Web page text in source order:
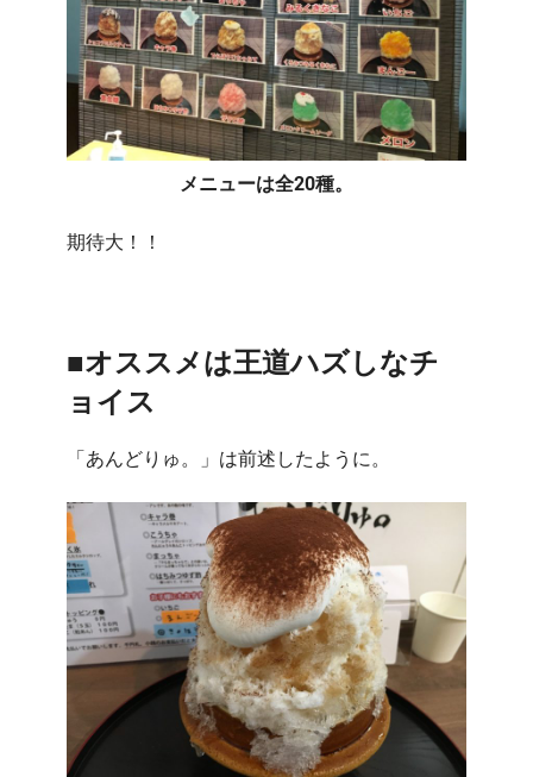
メニューは全20種。
期待大！！
■オススメは王道ハズしなチ
ョイス
「あんどりゅ。」は前述したように。